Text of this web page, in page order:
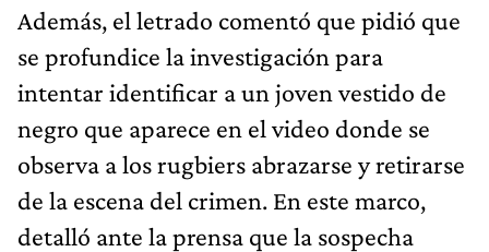
Además, el letrado comentó que pidió que
se profundice la investigación para
intentar identificar a un joven vestido de
negro que aparece en el video donde se
observa a los rugbiers abrazarse y retirarse
de la escena del crimen. En este marco,
detalló ante la prensa que la sospecha